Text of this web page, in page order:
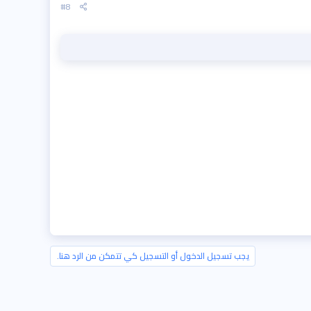
#8
يجب تسجيل الدخول أو التسجيل كي تتمكن من الرد هنا.